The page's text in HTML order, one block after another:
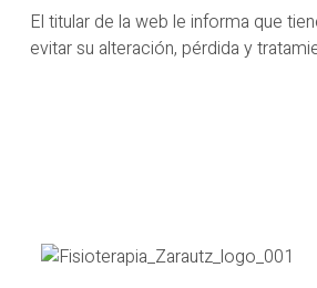
El titular de la web le informa que
evitar su alteración, pérdida y